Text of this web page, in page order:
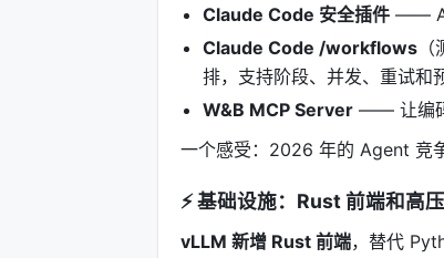
Claude Code 安全插件 ——
Claude Code /workflows
排，支持阶段、并发、重试和
W&B MCP Server —— 让编
一个感受：2026 年的 Agent 竞
⚡ 基础设施：Rust 前端和高
vLLM 新增 Rust 前端，替代